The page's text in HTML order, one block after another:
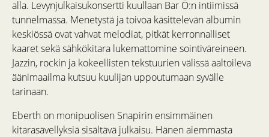
alla. Levynjulkaisukonsertti kuullaan Bar Ö:n intiimissä
tunnelmassa. Menetystä ja toivoa käsittelevän albumin
keskiössä ovat vahvat melodiat, pitkät kerronnalliset
kaaret sekä sähkökitara lukemattomine sointiväreineen.
Jazzin, rockin ja kokeellisten tekstuurien välissä aaltoileva
äänimaailma kutsuu kuulijan uppoutumaan syvälle
tarinaan.
Eberth on monipuolisen Snapirin ensimmäinen
kitarasävellyksiä sisältävä julkaisu. Hänen aiemmasta